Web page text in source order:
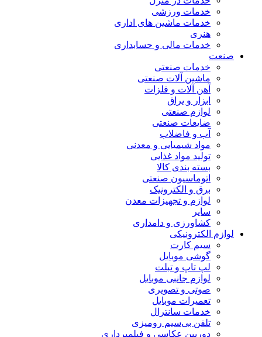
خدمات ورزشی
خدمات ماشین های اداری
هنری
خدمات مالی و حسابداری
صنعت
خدمات صنعتی
ماشین آلات صنعتی
آهن آلات و فلزات
ابزار و یراق
لوازم صنعتی
ضایعات صنعتی
آب و فاضلاب
مواد شیمیایی و معدنی
تولید مواد غذایی
بسته بندی کالا
اتوماسیون صنعتی
برق و الکترونیک
لوازم و تجهیزات معدن
سایر
کشاورزی و دامداری
لوازم الکترونیکی
سیم کارت
گوشی موبایل
لپ تاپ و تبلت
لوازم جانبی موبایل
صوتی و تصویری
تعمیرات موبایل
خدمات سانترال
تلفن بی‌سیم رومیزی
دوربین عکاسی و فیلمبرداری